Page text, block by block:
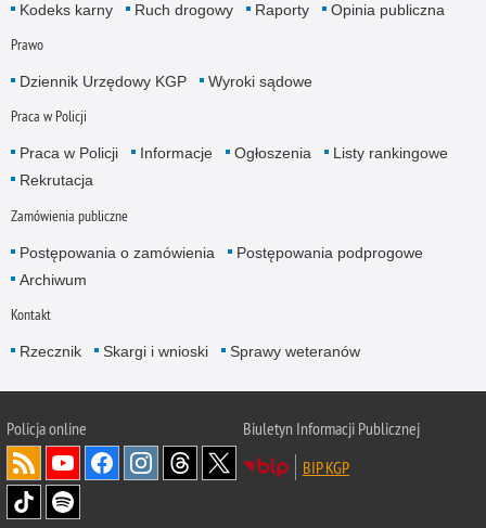
Kodeks karny
Ruch drogowy Raporty Opinia publiczna
Prawo
Dziennik Urzędowy KGP Wyroki sądowe
Praca w Policji
Praca w Policji Informacje Ogłoszenia
Listy rankingowe
Rekrutacja
Zamówienia publiczne
Postępowania o zamówienia
Postępowania podprogowe
Archiwum
Kontakt
Rzecznik Skargi i wnioski Sprawy weteranów
Policjaonline
Biuletyn Informacji Publicznej
BIP KGP